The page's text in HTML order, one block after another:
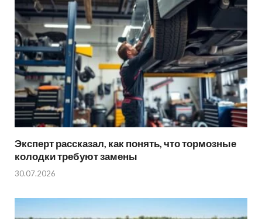
Эксперт рассказал, как понять, что тормозные
колодки требуют замены
30.07.2026